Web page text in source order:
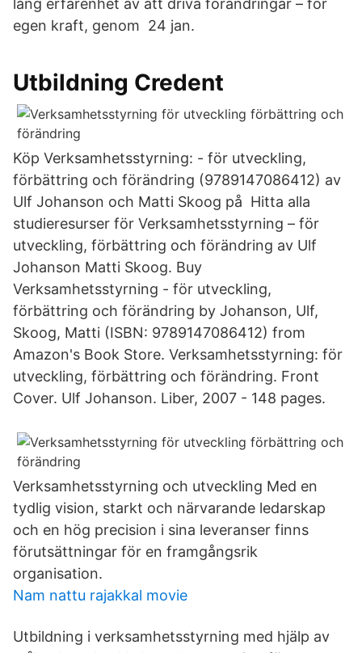
lång erfarenhet av att driva förändringar – för
egen kraft, genom 24 jan.
Utbildning Credent
Köp Verksamhetsstyrning: - för utveckling,
förbättring och förändring (9789147086412) av
Ulf Johanson och Matti Skoog på Hitta alla
studieresurser för Verksamhetsstyrning – för
utveckling, förbättring och förändring av Ulf
Johanson Matti Skoog. Buy
Verksamhetsstyrning - för utveckling,
förbättring och förändring by Johanson, Ulf,
Skoog, Matti (ISBN: 9789147086412) from
Amazon's Book Store. Verksamhetsstyrning: för
utveckling, förbättring och förändring. Front
Cover. Ulf Johanson. Liber, 2007 - 148 pages.
Verksamhetsstyrning och utveckling Med en
tydlig vision, starkt och närvarande ledarskap
och en hög precision i sina leveranser finns
förutsättningar för en framgångsrik
organisation.
Nam nattu rajakkal movie
Utbildning i verksamhetsstyrning med hjälp av